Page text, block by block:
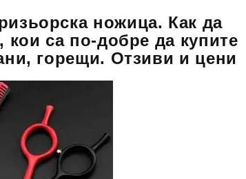
ножица. Как да
са по-добре да купите
горещи. Отзиви и цени